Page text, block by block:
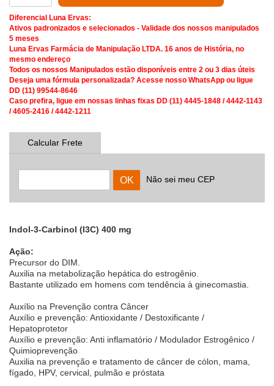
Diferencial Luna Ervas:
Ativos padronizados e selecionados - Validade dos nossos manipulados
5 meses
Luna Ervas Farmácia de Manipulação LTDA. 16 anos de História, no
mesmo endereço
Todos os nossos Manipulados estão disponíveis entre 2 ou 3 dias úteis
Deseja uma fórmula personalizada? Acesse nosso WhatsApp ou ligue
DD (11) 99544-8646
Caso prefira, ligue em nossas linhas fixas DD (11) 4445-1848 / 4442-1143
/ 4605-2416 / 4442-1211
Calcular Frete
Não sei meu CEP
Indol-3-Carbinol (I3C) 400 mg
Ação:
Precursor do DIM.
Auxilia na metabolização hepática do estrogênio.
Bastante utilizado em homens com tendência à ginecomastia.
Auxílio na Prevenção contra Câncer
Auxílio e prevenção: Antioxidante / Destoxificante /
Hepatoprotetor
Auxílio e prevenção: Anti inflamatório / Modulador Estrogênico /
Quimioprevenção
Auxilia na prevenção e tratamento de câncer de cólon, mama,
fígado, HPV, cervical, pulmão e próstata